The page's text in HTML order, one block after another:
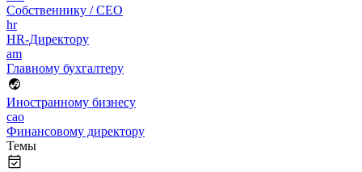
Собственнику / CEO
hr
HR-Директору
am
Главному бухгалтеру
Иностранному бизнесу
cao
Финансовому директору
Темы